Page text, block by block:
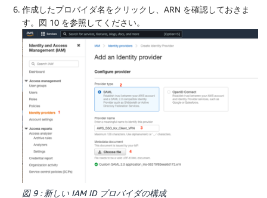
作成したプロバイダ名をクリックし、ARN を確認しておきま
す。図 10 を参照してください。
図 9 : 新しい IAM ID プロバイダの構成